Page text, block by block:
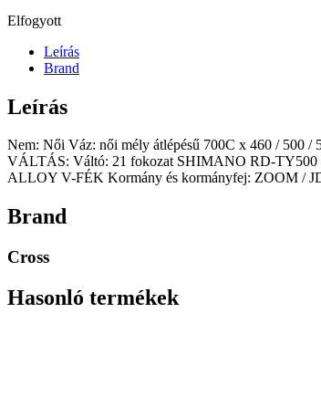
Elfogyott
Leírás
Brand
Leírás
Nem: Női Váz: női mély átlépésű 700C x 460 /
VÁLTÁS: Váltó: 21 fokozat SHIMANO RD-
ALLOY V-FÉK Kormány és kormányfej: ZOOM /
Brand
Cross
Hasonló termékek